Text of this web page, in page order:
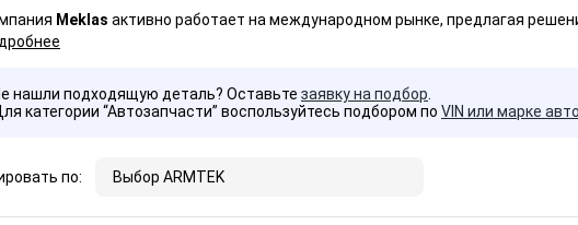
Meklas активно работает на международном рынке, предлагая
нашли подходящую деталь? Оставьте заявку на подбор
категории “Автозапчасти” воспользуйтесь подбором по VIN или марке авто
по: Выбор ARMTEK